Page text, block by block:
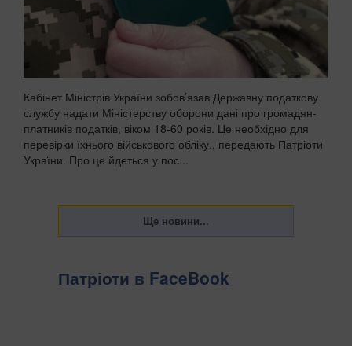
Кабінет Міністрів України зобов’язав Державну податкову
службу надати Міністерству оборони дані про громадян-
платників податків, віком 18-60 років. Це необхідно для
перевірки їхнього військового обліку., передають Патріоти
України. Про це йдеться у пос...
Патріоти в FaceBook